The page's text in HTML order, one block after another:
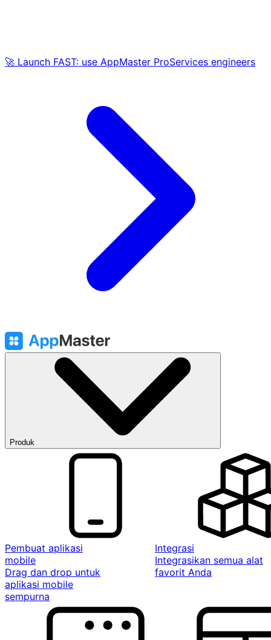
🚀 Launch FAST: use AppMaster ProServices engineers
Produk
Pembuat aplikasi
mobile
Drag dan drop untuk
aplikasi mobile
sempurna
Integrasi
Integrasikan semua alat
favorit Anda